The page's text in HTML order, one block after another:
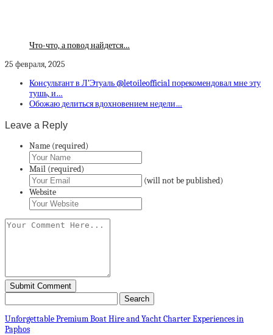
Что-что, а повод найдется…
25 февраля, 2025
Консультант в Л’Этуаль @letoileofficial порекомендовал мне эту
тушь, и…
Обожаю делиться вдохновением недели…
Leave a Reply
Name (required)
Mail (required)
(will not be published)
Website
Unforgettable Premium Boat Hire and Yacht Charter Experiences in
Paphos